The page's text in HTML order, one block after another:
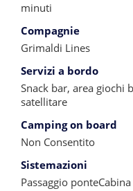
minuti
Compagnie
Grimaldi Lines
Servizi a bordo
Snack bar, area giochi
satellitare
Camping on board
Non Consentito
Sistemazioni
Passaggio